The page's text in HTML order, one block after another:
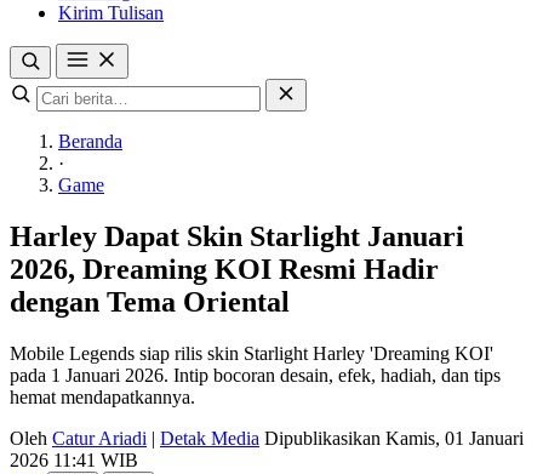
Kirim Tulisan
Beranda
·
Game
Harley Dapat Skin Starlight Januari
2026, Dreaming KOI Resmi Hadir
dengan Tema Oriental
Mobile Legends siap rilis skin Starlight Harley 'Dreaming KOI'
pada 1 Januari 2026. Intip bocoran desain, efek, hadiah, dan tips
hemat mendapatkannya.
Oleh Catur Ariadi | Detak Media Dipublikasikan Kamis, 01 Januari
2026 11:41 WIB